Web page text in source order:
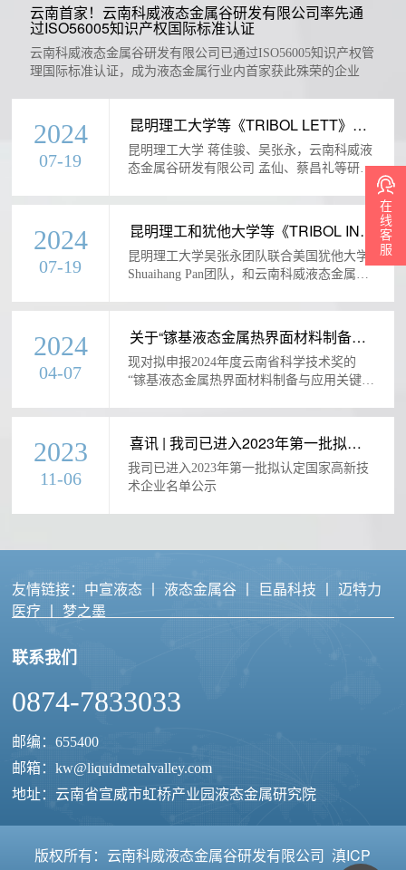
云南首家！云南科威液态金属谷研发有限公司率先通
过ISO56005知识产权国际标准认证
云南科威液态金属谷研发有限公司已通过ISO56005知识产权管
理国际标准认证，成为液态金属行业内首家获此殊荣的企业
2024
07-19
昆明理工大学等《TRIBOL LETT》：
液态金属基SiC/石墨烯混合纳米流体，
用于极端高温液压传动介质
昆明理工大学 蒋佳骏、吴张永，云南科威液
态金属谷研发有限公司 孟仙、蔡昌礼等研究
压传动介质高温稳定性差等问题，提供一种
以液态金属基纳米流体作为极端高温液压传
动介质的新思路。
2024
07-19
昆明理工和犹他大学等《TRIBOL IN
T》：高性能高温液压传动液态金属基
SiC/石墨烯-Mo纳米流体
昆明理工大学吴张永团队联合美国犹他大学
Shuaihang Pan团队，和云南科威液态金属谷
《Tribology International》期刊
2024
04-07
关于“镓基液态金属热界面材料制备与
应用关键技术”科技成果申报2024年度
云南省科学技术奖提名项目的公示
现对拟申报2024年度云南省科学技术奖的
“镓基液态金属热界面材料制备与应用关键技
级、主要知识产权和标准规范等目录、主要
完成单位、主要完成人等内容进行公示。
2023
11-06
喜讯 | 我司已进入2023年第一批拟认
定国家高新技术企业名单公示
我司已进入2023年第一批拟认定国家高新技
术企业名单公示
友情链接： 中宣液态 丨 液态金属谷 丨 巨晶科技 丨迈特力
医疗 丨 梦之墨
联系我们
0874-7833033
邮编：655400
邮箱：kw@liquidmetalvalley.com
地址：云南省宣威市虹桥产业园液态金属研究院
在
线
客
服
版权所有：云南科威液态金属谷研发有限公司滇ICP